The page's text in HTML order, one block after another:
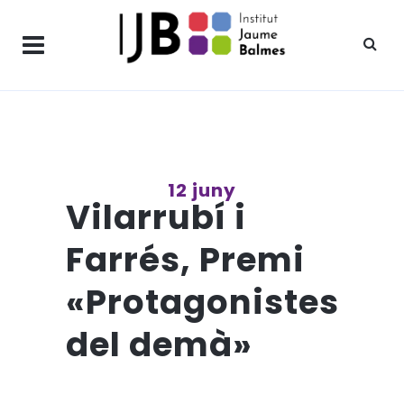
12 juny
Vilarrubí i
Farrés, Premi
«Protagonistes
del demà»